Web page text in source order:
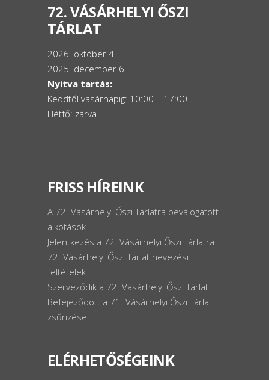
72. VÁSÁRHELYI ŐSZI
TÁRLAT
2026. október 4. –
2025. december 6.
Nyitva tartás:
Keddtől vasárnapig: 10:00 – 17:00
Hétfő: zárva
FRISS HÍREINK
A 72. Vásárhelyi Őszi Tárlatra beválogatott
alkotások
Jelentkezés a 72. Vásárhelyi Őszi Tárlatra
72. Vásárhelyi Őszi Tárlat nevezési
feltételek
Szerveződik a 72. Vásárhelyi Őszi Tárlat
Befejeződött a 71. Vásárhelyi Őszi Tárlat
zsűrizése
ELÉRHETŐSÉGEINK